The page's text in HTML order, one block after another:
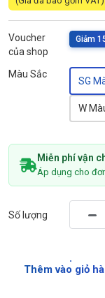
Voucher
của shop
Giảm
Màu Sắc
SG
W
Miễn phí vận
Áp dụng cho
Số lượng
Thêm vào giỏ